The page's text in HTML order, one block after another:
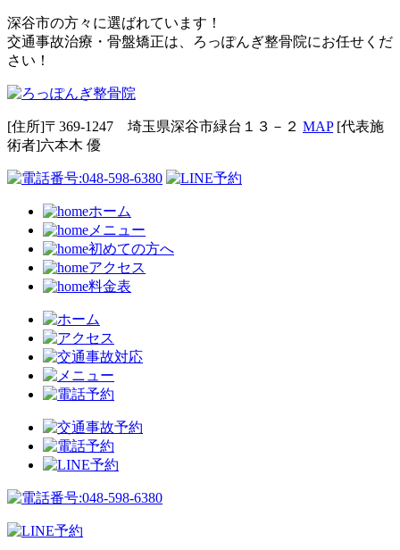
深谷市の方々に選ばれています！
交通事故治療・骨盤矯正は、ろっぽんぎ整骨院にお任せくだ
さい！
[住所]〒369-1247 埼玉県深谷市緑台１３－２ MAP[代表施
術者]六本⽊ 優
ホーム
メニュー
初めての方へ
アクセス
料金表